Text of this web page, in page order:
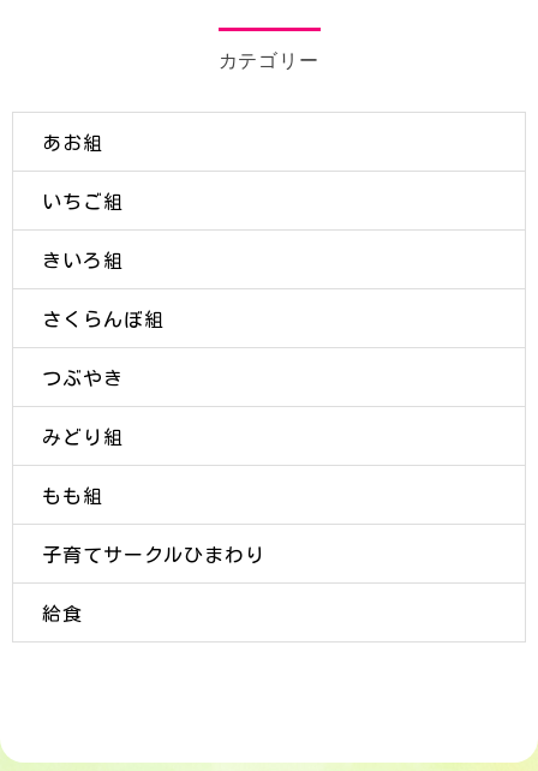
カテゴリー
あお組
いちご組
きいろ組
さくらんぼ組
つぶやき
みどり組
もも組
子育てサークルひまわり
給食